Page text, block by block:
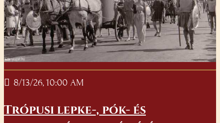
8/13/26, 10:00 AM
Trópusi lepke-, pók- és